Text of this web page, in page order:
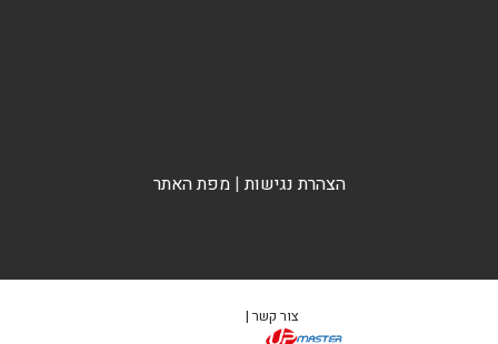
הצהרת נגישות|מפת האתר
צור קשר |